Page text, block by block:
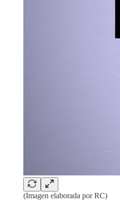
(Imagen elaborada por RC)